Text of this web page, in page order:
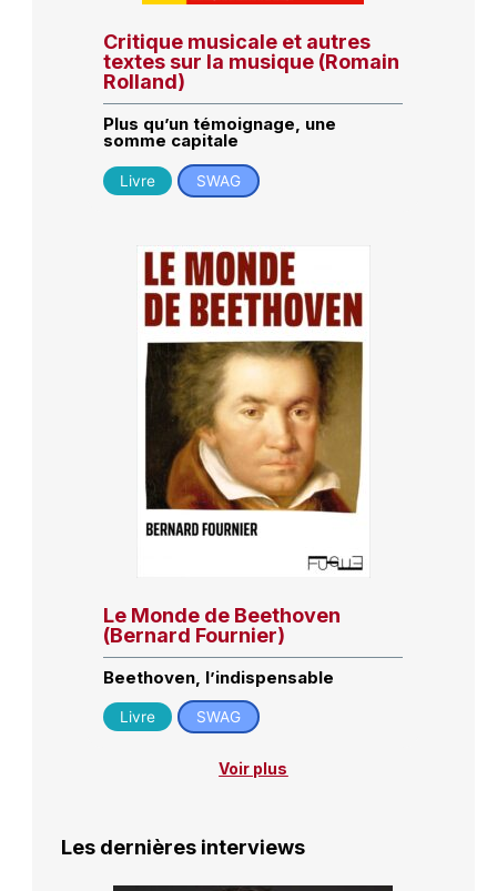
Critique musicale et autres
textes sur la musique (Romain
Rolland)
Plus qu’un témoignage, une
somme capitale
Livre SWAG
Le Monde de Beethoven
(Bernard Fournier)
Beethoven, l’indispensable
Livre SWAG
Voir plus
Les dernières interviews